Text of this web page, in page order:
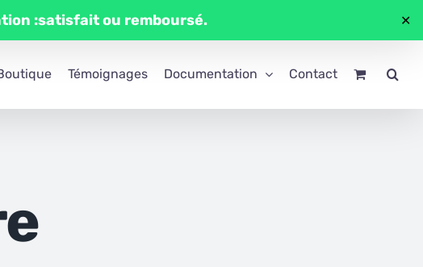
:satisfait ou remboursé. ✕
Témoignages Documentation Contact